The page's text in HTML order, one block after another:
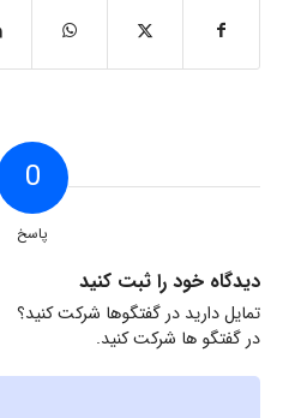
0
پاسخ
دیدگاه خود را ثبت کنید
تمایل دارید در گفتگوها شرکت کنید؟
در گفتگو ها شرکت کنید.